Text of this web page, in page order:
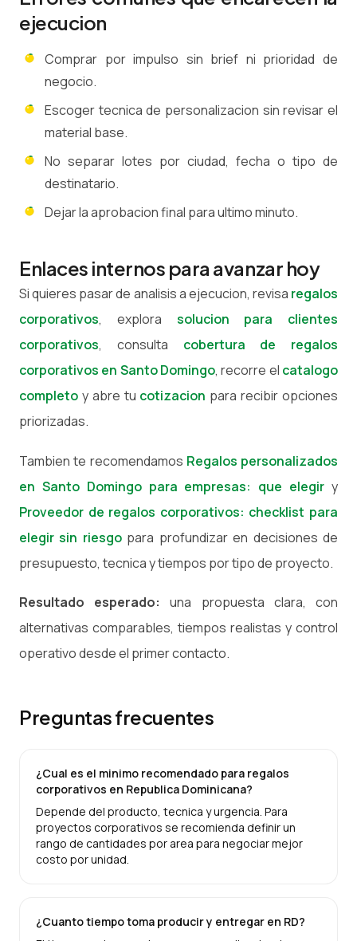
ejecucion
Comprar por impulso sin brief ni prioridad de
negocio.
Escoger tecnica de personalizacion sin revisar el
material base.
No separar lotes por ciudad, fecha o tipo de
destinatario.
Dejar la aprobacion final para ultimo minuto.
Enlaces internos para avanzar hoy
Si quieres pasar de analisis a ejecucion, revisa regalos
corporativos, explora solucion para clientes
corporativos, consulta cobertura de regalos
corporativos en Santo Domingo, recorre el catalogo
completo y abre tu cotizacion para recibir opciones
priorizadas.
Tambien te recomendamos Regalos personalizados
en Santo Domingo para empresas: que elegir y
Proveedor de regalos corporativos: checklist para
elegir sin riesgopara profundizar en decisiones de
presupuesto, tecnica y tiempos por tipo de proyecto.
Resultado esperado:
una propuesta clara, con
alternativas comparables, tiempos realistas y control
operativo desde el primer contacto.
Preguntas frecuentes
¿Cual es el minimo recomendado para regalos
corporativos en Republica Dominicana?
Depende del producto, tecnica y urgencia. Para
proyectos corporativos se recomienda definir un
rango de cantidades por area para negociar mejor
costo por unidad.
¿Cuanto tiempo toma producir y entregar en RD?